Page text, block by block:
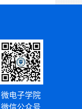
微电子学院
微信公众号